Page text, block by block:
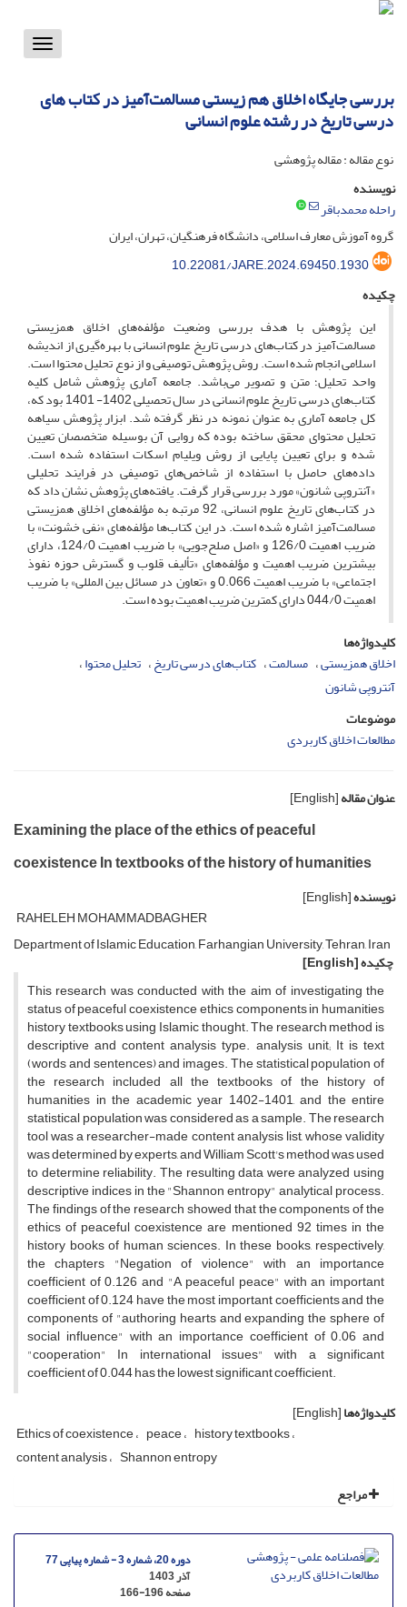
Toggle
بررسی جایگاه اخلاق هم زیستی مسالمت‌آمیز در کتاب های
درسی تاریخ در رشته علوم انسانی
نوع مقاله : مقاله پژوهشی
نویسنده
راحله محمدباقر
گروه آموزش معارف اسلامی، دانشگاه فرهنگیان، تهران، ایران
10.22081/JARE.2024.69450.1930
چکیده
این پژوهش با هدف بررسی وضعیت مؤلفه‌های اخلاق همزیستی‌
مسالمت‌آمیز در کتاب‌های درسی تاریخ علوم انسانی با بهره‌گیری از اندیشه
اسلامی انجام شده است. روش پژوهش توصیفی و از نوع تحلیل محتوا است.
واحد تحلیل؛ متن و تصویر می‌باشد. جامعه آماری پژوهش شامل کلیه
کتاب‌های درسی تاریخ علوم انسانی در سال تحصیلی 1402- 1401 بود که،
کل جامعه آماری به عنوان نمونه در نظر گرفته شد. ابزار پژوهش سیاهه
تحلیل محتوای محقق ساخته بوده که روایی آن بوسیله متخصصان تعیین
شده و برای تعیین پایایی از روش ویلیام اسکات استفاده شده است.
داده‌های حاصل با استفاده از شاخص‌های توصیفی در فرایند تحلیلی
«آنتروپی شانون» مورد بررسی قرار گرفت. یافته‌های پژوهش نشان داد که
در کتاب‌های تاریخ علوم انسانی، 92 مرتبه به مؤلفه‌های اخلاق همزیستی
مسالمت‌آمیز اشاره شده است. در این کتاب‌ها مؤلفه‌های «نفی خشونت» با
ضریب اهمیت 126/0 و «اصل صلح‌جویی» با ضریب اهمیت 124/0، دارای
بیشترین ضریب اهمیت و مؤلفه‌های «تألیف قلوب و گسترش حوزه نفوذ
اجتماعی» با ضریب اهمیت 0.066 و «تعاون در مسائل بین المللی» با ضریب
اهمیت 044/0 دارای کمترین ضریب اهمیت بوده است.
کلیدواژه‌ها
اخلاق همزیستی مسالمت کتاب‌های درسی تاریخ تحلیل محتوا
آنتروپی شانون
موضوعات
مطالعات اخلاق کاربردی
عنوان مقاله[English]
Examining the place of the ethics of peaceful
coexistence In textbooks of the history of humanities
نویسنده[English]
RAHELEH MOHAMMADBAGHER
Department of Islamic Education, Farhangian University, Tehran, Iran
چکیده[English]
This research was conducted with the aim of investigating the
status of peaceful coexistence ethics components in humanities
history textbooks using Islamic thought. The research method is
descriptive and content analysis type. analysis unit; It is text
(words and sentences) and images. The statistical population of
the research included all the textbooks of the history of
humanities in the academic year 1402-1401, and the entire
statistical population was considered as a sample. The research
tool was a researcher-made content analysis list, whose validity
was determined by experts, and William Scott's method was used
to determine reliability. The resulting data were analyzed using
descriptive indices in the "Shannon entropy" analytical process.
The findings of the research showed that the components of the
ethics of peaceful coexistence are mentioned 92 times in the
history books of human sciences. In these books, respectively,
the chapters "Negation of violence" with an importance
coefficient of 0.126 and "A peaceful peace" with an important
coefficient of 0.124 have the most important coefficients and the
components of "authoring hearts and expanding the sphere of
social influence" with an importance coefficient of 0.06 and
"cooperation" In international issues" with a significant
coefficient of 0.044 has the lowest significant coefficient.
کلیدواژه‌ها[English]
Ethics of coexistence peace history textbooks
content analysis Shannon entropy
مراجع
دوره 20، شماره 3 - شماره پیاپی 77
آذر 1403
صفحه166-196